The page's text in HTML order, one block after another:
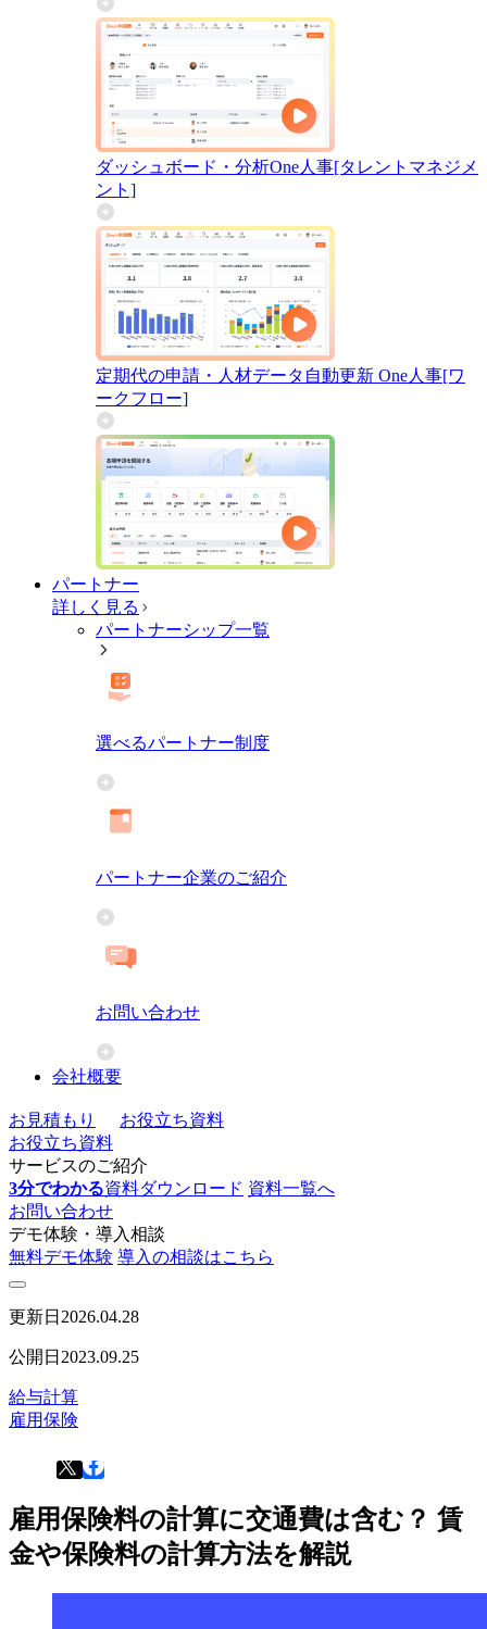
ダッシュボード・分析One人事[タレントマネジメ
ント]
定期代の申請・人材データ自動更新 One人事[ワ
ークフロー]
パートナー
詳しく見る
パートナーシップ一覧
選べるパートナー制度
パートナー企業のご紹介
お問い合わせ
会社概要
お見積もり
お役立ち資料
お役立ち資料
サービスのご紹介
3分でわかる資料ダウンロード 資料一覧へ
お問い合わせ
デモ体験・導入相談
無料デモ体験 導入の相談はこちら
更新日 2026.04.28
公開日 2023.09.25
給与計算
雇用保険
雇用保険料の計算に交通費は含む？ 賃
金や保険料の計算方法を解説